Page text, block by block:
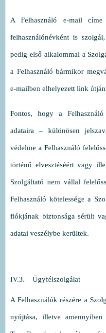
A Felhasználó e-mail
felhasználónévként is
pedig első alkalommal a
a Felhasználó bármikor
e-mailben elhelyezett link
Fontos, hogy a
adataira – különösen
védelme a Felhasználó
történő elvesztéséért vagy
Szolgáltató nem vállal
Felhasználó kötelessége a
fiókjának biztonsága sérült
adatai veszélybe kerültek.
IV.3. Ügyfélszolgálat
A Felhasználók részére a
nyújtása, illetve